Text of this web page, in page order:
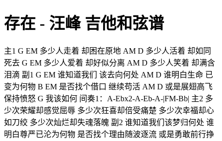
存在 - 汪峰 吉他和弦谱
主1 G EM 多少人走着 却困在原地 AM D 多少人活着 却如同
死去 G EM 多少人爱着 却好似分离 AM D 多少人笑着 却满含
泪滴 副1 G EM 谁知道我们 该去向何处 AM D 谁明白生命 已
变为何物 B EM 是否找个借口 继续苟活 AM D 或是展翅高飞
保持愤怒 G 我该如何 间奏1：A-Ebx2-A-Eb-A-|FM-Bb| 主2 多
少次荣耀却感觉屈辱 多少次狂喜却倍受痛楚 多少次幸福却心
如刀绞 多少次灿烂却失魂落魄 副2 谁知道我们该梦归何处 谁
明白尊严已沦为何物 是否找个理由随波逐流 或是勇敢前行挣